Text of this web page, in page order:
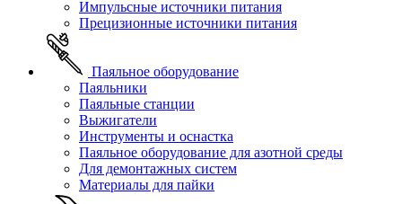
Импульсные источники питания
Прецизионные источники питания
Паяльное оборудование
Паяльники
Паяльные станции
Выжигатели
Инструменты и оснастка
Паяльное оборудование для азотной среды
Для демонтажных систем
Материалы для пайки